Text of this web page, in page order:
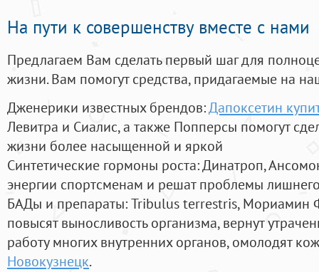
На пути к совершенству вместе с нами
Предлагаем Вам сделать первый шаг для
жизни. Вам помогут средства, придагаемые на
Дженерики известных брендов:Дапоксетин
Левитра и Сиалис, а также Попперсы помогут
жизни более насыщенной и яркой
Синтетические гормоны роста: Динатроп,
энергии спортсменам и решат проблемы
БАДы и препараты:Tribulus terrestris, Мориамин
повысят выносливость организма, вернут
работу многих внутренних органов, омолодят
Новокузнецк.